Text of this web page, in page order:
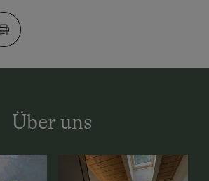
Über uns